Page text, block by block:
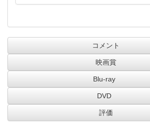
コメント
映画賞
Blu-ray
DVD
評価